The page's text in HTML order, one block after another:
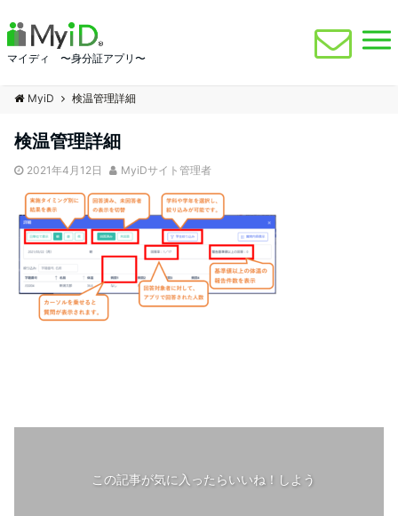
マイディ 〜身分証アプリ〜
MyiD 検温管理詳細
検温管理詳細
2021年4月12日 MyiDサイト管理者
この記事が気に入ったらいいね！しよう